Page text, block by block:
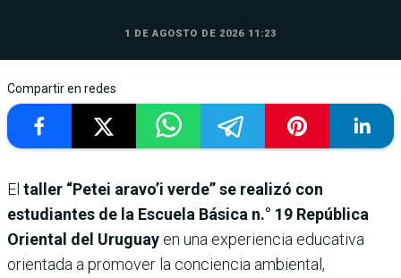
1 DE AGOSTO DE 2026 11:23
Compartir en redes
El taller “Petei aravo’i verde” se realizó con
estudiantes de la Escuela Básica n.° 19 República
Oriental del Uruguay en una experiencia educativa
orientada a promover la conciencia ambiental,